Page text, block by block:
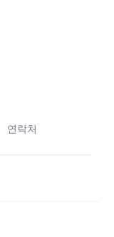
연락처